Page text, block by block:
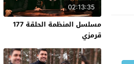
02:13:35
مسلسل المنظمة الحلقة 177
قرمزي